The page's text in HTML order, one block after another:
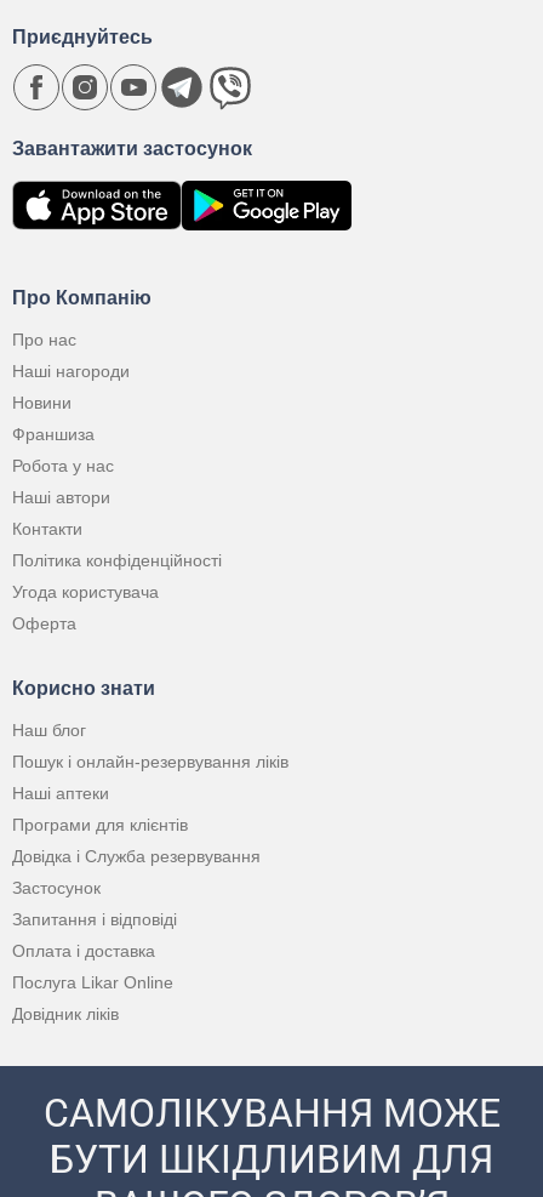
Про Компанію
Про нас
Наші нагороди
Новини
Франшиза
Робота у нас
Наші автори
Контакти
Політика конфіденційності
Угода користувача
Оферта
Корисно знати
Наш блог
Пошук і онлайн-резервування ліків
Наші аптеки
Програми для клієнтів
Довідка і Служба резервування
Застосунок
Запитання і відповіді
Оплата і доставка
Послуга Likar Online
Довідник ліків
Завантажити застосунок
Приєднуйтесь
САМОЛІКУВАННЯ МОЖЕ
БУТИ ШКІДЛИВИМ ДЛЯ